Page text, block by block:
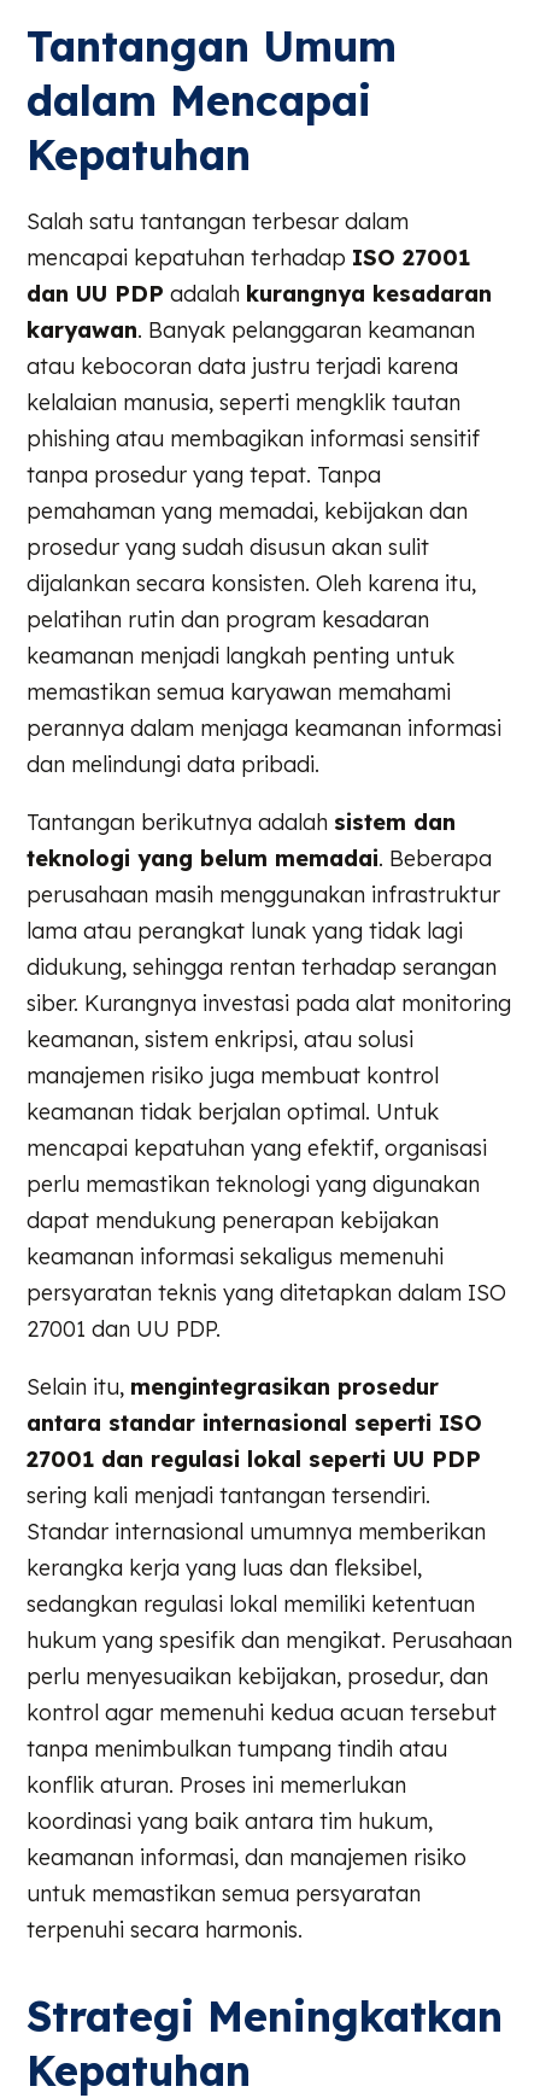
Tantangan Umum
dalam Mencapai
Kepatuhan
Salah satu tantangan terbesar dalam
mencapai kepatuhan terhadap ISO 27001
dan UU PDP adalah kurangnya kesadaran
karyawan. Banyak pelanggaran keamanan
atau kebocoran data justru terjadi karena
kelalaian manusia, seperti mengklik tautan
phishing atau membagikan informasi sensitif
tanpa prosedur yang tepat. Tanpa
pemahaman yang memadai, kebijakan dan
prosedur yang sudah disusun akan sulit
dijalankan secara konsisten. Oleh karena itu,
pelatihan rutin dan program kesadaran
keamanan menjadi langkah penting untuk
memastikan semua karyawan memahami
perannya dalam menjaga keamanan informasi
dan melindungi data pribadi.
Tantangan berikutnya adalah sistem dan
teknologi yang belum memadai. Beberapa
perusahaan masih menggunakan infrastruktur
lama atau perangkat lunak yang tidak lagi
didukung, sehingga rentan terhadap serangan
siber. Kurangnya investasi pada alat monitoring
keamanan, sistem enkripsi, atau solusi
manajemen risiko juga membuat kontrol
keamanan tidak berjalan optimal. Untuk
mencapai kepatuhan yang efektif, organisasi
perlu memastikan teknologi yang digunakan
dapat mendukung penerapan kebijakan
keamanan informasi sekaligus memenuhi
persyaratan teknis yang ditetapkan dalam ISO
27001 dan UU PDP.
Selain itu, mengintegrasikan prosedur
antara standar internasional seperti ISO
27001 dan regulasi lokal seperti UU PDP
sering kali menjadi tantangan tersendiri.
Standar internasional umumnya memberikan
kerangka kerja yang luas dan fleksibel,
sedangkan regulasi lokal memiliki ketentuan
hukum yang spesifik dan mengikat. Perusahaan
perlu menyesuaikan kebijakan, prosedur, dan
kontrol agar memenuhi kedua acuan tersebut
tanpa menimbulkan tumpang tindih atau
konflik aturan. Proses ini memerlukan
koordinasi yang baik antara tim hukum,
keamanan informasi, dan manajemen risiko
untuk memastikan semua persyaratan
terpenuhi secara harmonis.
Strategi Meningkatkan
Kepatuhan